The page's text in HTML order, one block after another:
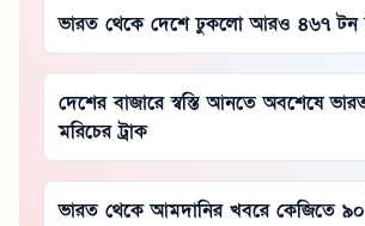
ভারত থেকে দেশে ঢুকলো আরও ৪৬৭ টন
দেশের বাজারে স্বস্তি আনতে অবশেষে
মরিচের ট্রাক
ভারত থেকে আমদানির খবরে কেজিতে